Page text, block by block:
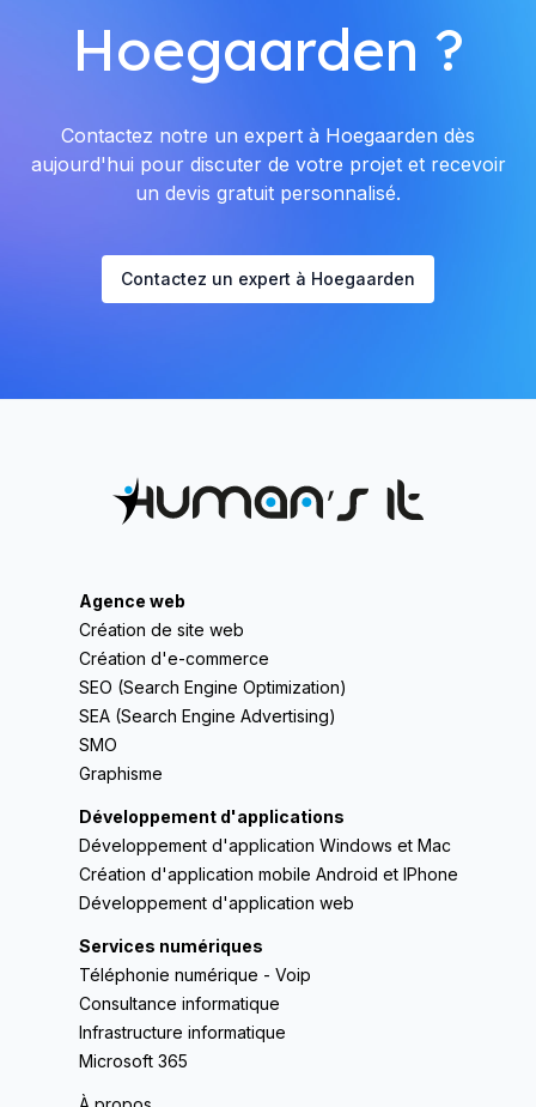
Hoegaarden ?
Contactez notre un expert à Hoegaarden dès
aujourd'hui pour discuter de votre projet et recevoir
un devis gratuit personnalisé.
Contactez un expert à Hoegaarden
Agence web
Création de site web
Création d'e-commerce
SEO (Search Engine Optimization)
SEA (Search Engine Advertising)
SMO
Graphisme
Développement d'applications
Développement d'application Windows et Mac
Création d'application mobile Android et IPhone
Développement d'application web
Services numériques
Téléphonie numérique - Voip
Consultance informatique
Infrastructure informatique
Microsoft 365